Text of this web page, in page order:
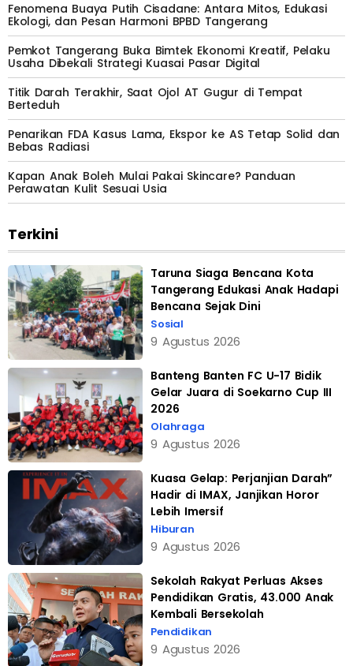
Fenomena Buaya Putih Cisadane: Antara Mitos, Edukasi
Ekologi, dan Pesan Harmoni BPBD Tangerang
Pemkot Tangerang Buka Bimtek Ekonomi Kreatif, Pelaku
Usaha Dibekali Strategi Kuasai Pasar Digital
Titik Darah Terakhir, Saat Ojol AT Gugur di Tempat
Berteduh
Penarikan FDA Kasus Lama, Ekspor ke AS Tetap Solid dan
Bebas Radiasi
Kapan Anak Boleh Mulai Pakai Skincare? Panduan
Perawatan Kulit Sesuai Usia
Terkini
Taruna Siaga Bencana Kota
Tangerang Edukasi Anak Hadapi
Bencana Sejak Dini
Sosial
9 Agustus 2026
Banteng Banten FC U-17 Bidik
Gelar Juara di Soekarno Cup III
2026
Olahraga
9 Agustus 2026
Kuasa Gelap: Perjanjian Darah”
Hadir di IMAX, Janjikan Horor
Lebih Imersif
Hiburan
9 Agustus 2026
Sekolah Rakyat Perluas Akses
Pendidikan Gratis, 43.000 Anak
Kembali Bersekolah
Pendidikan
9 Agustus 2026